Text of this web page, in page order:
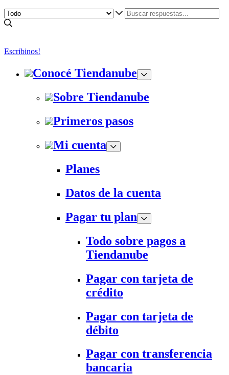
Escribinos!
Conocé Tiendanube
Sobre Tiendanube
Primeros pasos
Mi cuenta
Planes
Datos de la cuenta
Pagar tu plan
Todo sobre pagos a
Tiendanube
Pagar con tarjeta de
crédito
Pagar con tarjeta de
débito
Pagar con transferencia
bancaria